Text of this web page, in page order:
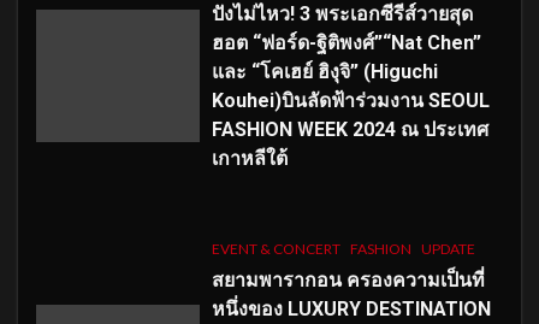
ปังไม่ไหว! 3 พระเอกซีรีส์วายสุด
ฮอต “ฟอร์ด-ฐิติพงศ์”“Nat Chen”
และ “โคเฮย์ ฮิงุจิ” (Higuchi
Kouhei)บินลัดฟ้าร่วมงาน SEOUL
FASHION WEEK 2024 ณ ประเทศ
เกาหลีใต้
EVENT & CONCERT FASHION UPDATE
สยามพารากอน ครองความเป็นที่
หนึ่งของ LUXURY DESTINATION